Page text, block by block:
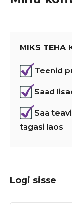
MIKS TEHA
Teenid
Saad
Saa
tagasi laos
Logi sisse